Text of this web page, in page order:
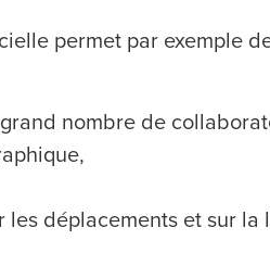
permet par exemple
nombre de
les déplacements et sur la